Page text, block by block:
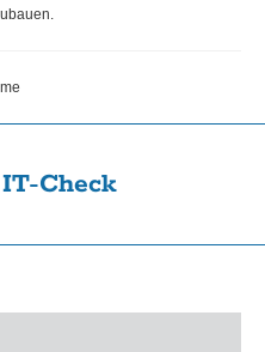
Check